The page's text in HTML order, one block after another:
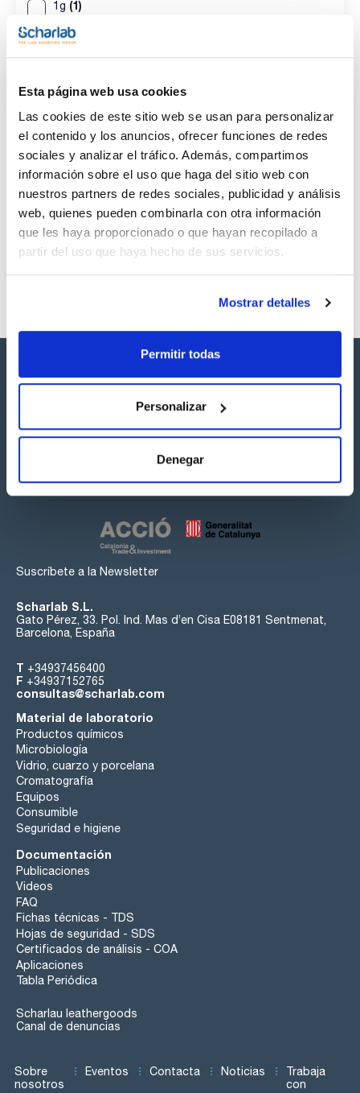
Esta página web usa cookies
Las cookies de este sitio web se usan para personalizar
el contenido y los anuncios, ofrecer funciones de redes
sociales y analizar el tráfico. Además, compartimos
información sobre el uso que haga del sitio web con
nuestros partners de redes sociales, publicidad y análisis
web, quienes pueden combinarla con otra información
que les haya proporcionado o que hayan recopilado a
partir del uso que haya hecho de sus servicios.
Mostrar detalles
Permitir todas
Personalizar
Denegar
1g (1)
Envase
VIAL
Volumen
1g
CAS
[106-89-8]
Referencia
SB11501-1G
x 0,84mL
Comprar
Disponibilidad
Ver stock
Síguenos:
Suscríbete a la Newsletter
Scharlab S.L.
Gato Pérez, 33. Pol. Ind. Mas d’en Cisa E08181 Sentmenat,
Barcelona, España
T +34937456400
F +34937152765
consultas@scharlab.com
Material de laboratorio
Productos químicos
Microbiología
Vidrio, cuarzo y porcelana
Cromatografía
Equipos
Consumible
Seguridad e higiene
Documentación
Publicaciones
Videos
FAQ
Fichas técnicas - TDS
Hojas de seguridad - SDS
Certificados de análisis - COA
Aplicaciones
Tabla Periódica
Scharlau leathergoods
Canal de denuncias
Sobre
nosotros
Eventos Contacta Noticias
Trabaja
con